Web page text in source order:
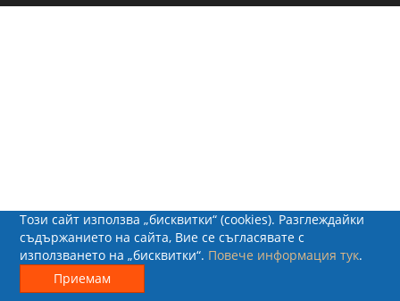
© 2026 - Рапид Солюшънс ЕООД
Този сайт използва „бисквитки“ (cookies). Разглеждайки
съдържанието на сайта, Вие се съгласявате с
използването на „бисквитки“. Повече информация тук.
Приемам